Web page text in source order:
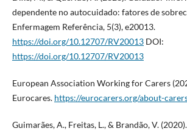
dependente no autocuidado: fatores de
Enfermagem Referência, 5(3), e20013.
https://doi.org/10.12707/RV20013DOI:
https://doi.org/10.12707/RV20013
European Association Working for Carers
Eurocares. https://eurocarers.org/about-
Guimarães, A., Freitas, L., & Brandão, V.